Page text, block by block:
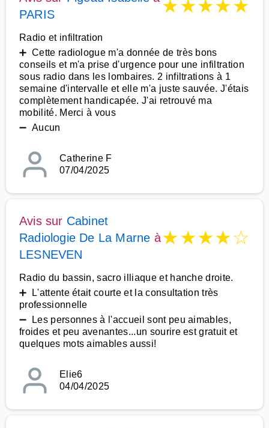
PARIS
★★★★★
Radio et infiltration
➕ Cette radiologue m'a donnée de très bons
conseils et m'a prise d'urgence pour une infiltration
sous radio dans les lombaires. 2 infiltrations à 1
semaine d'intervalle et elle m'a juste sauvée. J'étais
complètement handicapée. J'ai retrouvé ma
mobilité. Merci à vous
➖ Aucun
Catherine F
07/04/2025
Avis sur Cabinet
Radiologie De La Marne à
LESNEVEN
★★★★☆
Radio du bassin, sacro illiaque et hanche droite.
➕ L'attente était courte et la consultation très
professionnelle
➖ Les personnes à l'accueil sont peu aimables,
froides et peu avenantes...un sourire est gratuit et
quelques mots aimables aussi!
Elie6
04/04/2025